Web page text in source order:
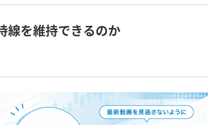
線を維持できるのか